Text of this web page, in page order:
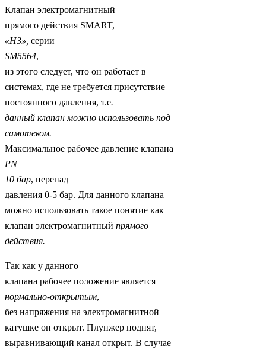
Клапан электромагнитный
прямого действия SMART,
«НЗ», серии
SM5564,
из этого следует, что он работает в
системах, где не требуется присутствие
постоянного давления, т.е.
данный клапан можно использовать под
самотеком.
Максимальное рабочее давление клапана
PN
10 бар, перепад
давления 0-5 бар. Для данного клапана
можно использовать такое понятие как
клапан электромагнитный прямого
действия.
Так как у данного
клапана рабочее положение является
нормально-открытым,
без напряжения на электромагнитной
катушке он открыт. Плунжер поднят,
выравнивающий канал открыт. В случае